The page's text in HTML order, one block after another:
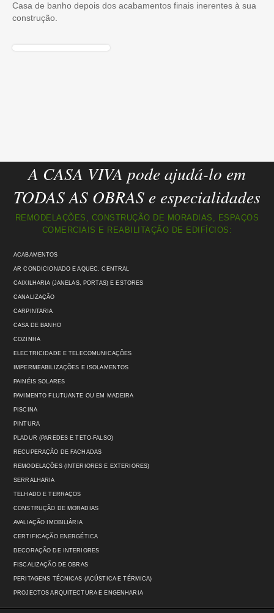
Casa de banho depois dos acabamentos finais inerentes à sua
construção.
A CASA VIVA pode ajudá-lo em
TODAS AS OBRAS e especialidades
REMODELAÇÕES, CONSTRUÇÃO DE MORADIAS, ESPAÇOS
COMERCIAIS E REABILITAÇÃO DE EDIFÍCIOS:
ACABAMENTOS
AR CONDICIONADO E AQUEC. CENTRAL
CAIXILHARIA (JANELAS, PORTAS) E ESTORES
CANALIZAÇÃO
CARPINTARIA
CASA DE BANHO
COZINHA
ELECTRICIDADE E TELECOMUNICAÇÕES
IMPERMEABILIZAÇÕES E ISOLAMENTOS
PAINÉIS SOLARES
PAVIMENTO FLUTUANTE OU EM MADEIRA
PISCINA
PINTURA
PLADUR (PAREDES E TETO-FALSO)
RECUPERAÇÃO DE FACHADAS
REMODELAÇÕES (INTERIORES E EXTERIORES)
SERRALHARIA
TELHADO E TERRAÇOS
CONSTRUÇÃO DE MORADIAS
AVALIAÇÃO IMOBILIÁRIA
CERTIFICAÇÃO ENERGÉTICA
DECORAÇÃO DE INTERIORES
FISCALIZAÇÃO DE OBRAS
PERITAGENS TÉCNICAS (ACÚSTICA E TÉRMICA)
PROJECTOS ARQUITECTURA E ENGENHARIA